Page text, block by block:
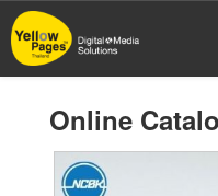
Skip
to
main
Online